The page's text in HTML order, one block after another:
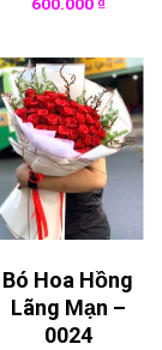
Bó Hoa Hồng
Lãng Mạn –
0024